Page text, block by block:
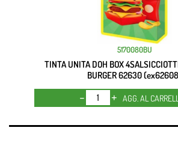
5170080BU
TINTA UNITA DOH BOX
BURGER 62630
Quantità
AGG. AL